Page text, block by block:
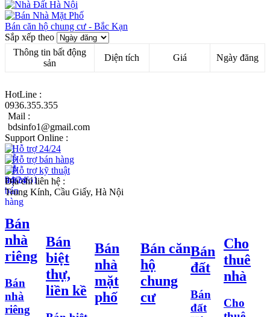
Bán căn hộ chung cư - Bắc Kạn
Sắp xếp theo
Thông tin bất động
sản
Diện tích Giá Ngày đăng
HotLine :
0936.355.355
Mail :
bdsinfo1@gmail.com
Support Online :
Hỗ trợ 24/24
Hỗ trợ bán hàng
Hỗ trợ kỹ thuật
Địa chỉ liên hệ :
Trung Kính, Cầu Giấy, Hà Nội
Bán
nhà
riêng
Bán
nhà
riêng
Bán
biệt
thự,
liền kề
Bán
nhà
mặt
phố
Bán căn
hộ
chung
cư
Bán
đất
Bán
đất
Cho
thuê
nhà
Cho